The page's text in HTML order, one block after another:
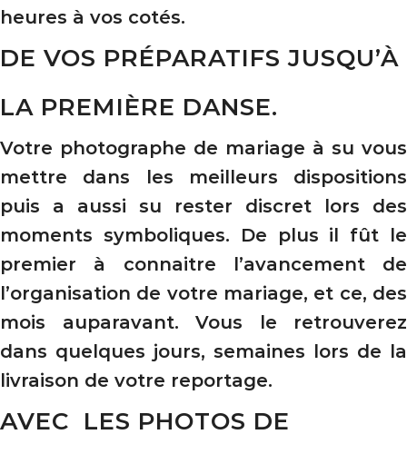
heures à vos cotés.
DE VOS PRÉPARATIFS JUSQU’À
LA PREMIÈRE DANSE.
Votre photographe de mariage à su vous
mettre dans les meilleurs dispositions
puis a aussi su rester discret lors des
moments symboliques. De plus il fût le
premier à connaitre l’avancement de
l’organisation de votre mariage, et ce, des
mois auparavant. Vous le retrouverez
dans quelques jours, semaines lors de la
livraison de votre reportage.
AVEC LES PHOTOS DE